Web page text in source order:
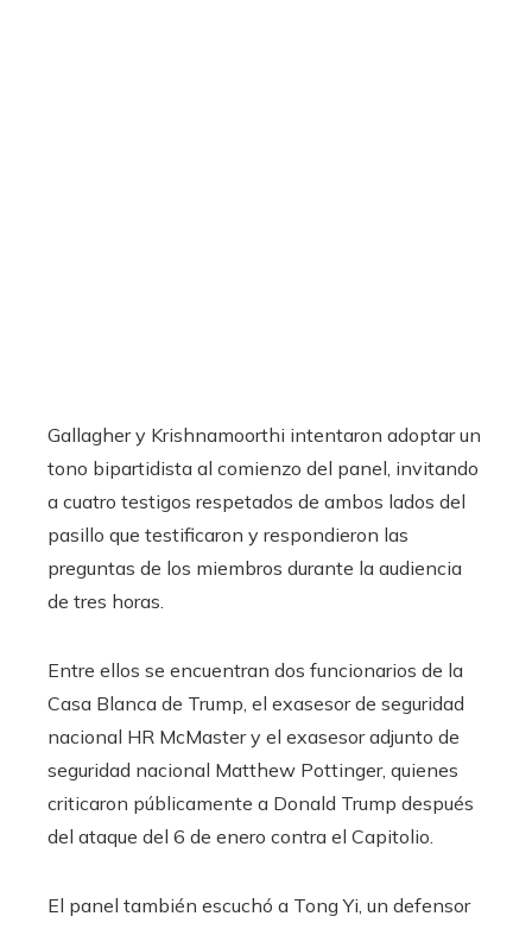
Gallagher y Krishnamoorthi intentaron adoptar un
tono bipartidista al comienzo del panel, invitando
a cuatro testigos respetados de ambos lados del
pasillo que testificaron y respondieron las
preguntas de los miembros durante la audiencia
de tres horas.
Entre ellos se encuentran dos funcionarios de la
Casa Blanca de Trump, el exasesor de seguridad
nacional HR McMaster y el exasesor adjunto de
seguridad nacional Matthew Pottinger, quienes
criticaron públicamente a Donald Trump después
del ataque del 6 de enero contra el Capitolio.
El panel también escuchó a Tong Yi, un defensor